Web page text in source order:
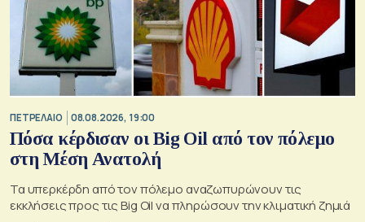
ΠΕΤΡΕΛΑΙΟ 08.08.2026, 19:00
Πόσα κέρδισαν οι Big Oil από τον πόλεμο
στη Μέση Ανατολή
Τα υπερκέρδη από τον πόλεμο αναζωπυρώνουν τις
εκκλήσεις προς τις Big Oil να πληρώσουν την κλιματική ζημιά